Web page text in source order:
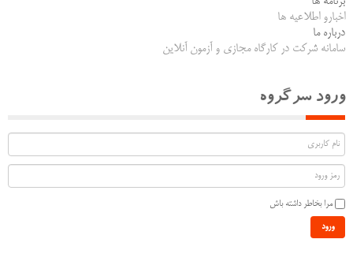
اخبارو اطلاعیه ها
درباره ما
سامانه شرکت در کارگاه مجازی و آزمون آنلاین
ورود سرگروه
مرا بخاطر داشته باش
ورود